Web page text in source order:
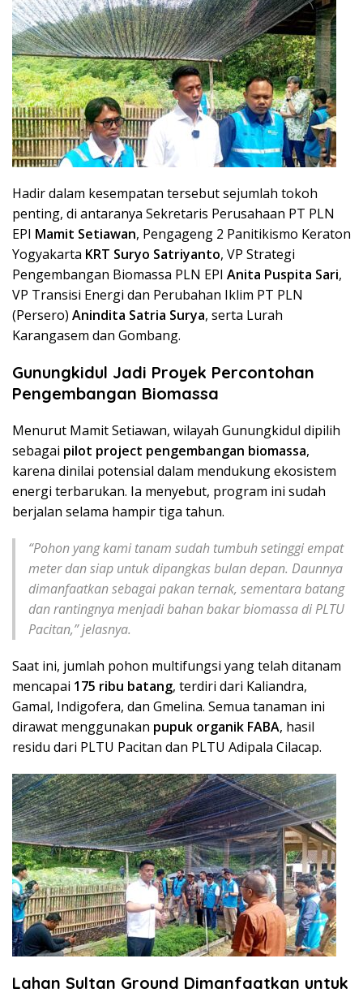
Hadir dalam kesempatan tersebut sejumlah tokoh
penting, di antaranya Sekretaris Perusahaan PT PLN
EPI Mamit Setiawan, Pengageng 2 Panitikismo Keraton
Yogyakarta KRT Suryo Satriyanto, VP Strategi
Pengembangan Biomassa PLN EPI Anita Puspita Sari,
VP Transisi Energi dan Perubahan Iklim PT PLN
(Persero) Anindita Satria Surya, serta Lurah
Karangasem dan Gombang.
Gunungkidul Jadi Proyek Percontohan
Pengembangan Biomassa
Menurut Mamit Setiawan, wilayah Gunungkidul dipilih
sebagai pilot project pengembangan biomassa,
karena dinilai potensial dalam mendukung ekosistem
energi terbarukan. Ia menyebut, program ini sudah
berjalan selama hampir tiga tahun.
“Pohon yang kami tanam sudah tumbuh setinggi empat
meter dan siap untuk dipangkas bulan depan. Daunnya
dimanfaatkan sebagai pakan ternak, sementara batang
dan rantingnya menjadi bahan bakar biomassa di PLTU
Pacitan,” jelasnya.
Saat ini, jumlah pohon multifungsi yang telah ditanam
mencapai 175 ribu batang, terdiri dari Kaliandra,
Gamal, Indigofera, dan Gmelina. Semua tanaman ini
dirawat menggunakan pupuk organik FABA, hasil
residu dari PLTU Pacitan dan PLTU Adipala Cilacap.
Lahan Sultan Ground Dimanfaatkan untuk